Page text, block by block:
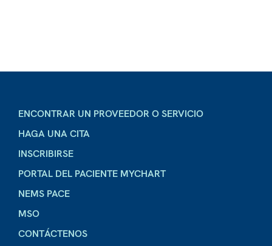
ENCONTRAR UN PROVEEDOR O SERVICIO
HAGA UNA CITA
INSCRIBIRSE
PORTAL DEL PACIENTE MYCHART
NEMS PACE
MSO
CONTÁCTENOS